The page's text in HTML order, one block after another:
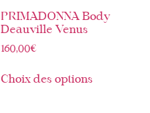
PRIMADONNA Body
Deauville Venus
160,00€
Choix des options